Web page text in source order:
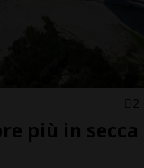
2
più in secca